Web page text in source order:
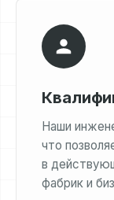
Наши
что
в
фабрик и